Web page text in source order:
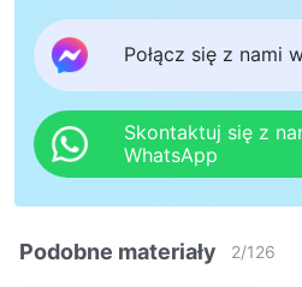
Połącz się z nami
Skontaktuj się z
WhatsApp
Podobne materiały 2/126